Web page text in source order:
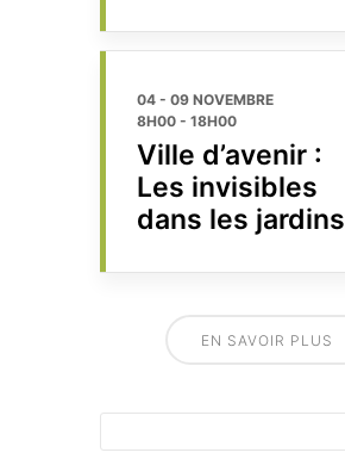
04 - 09 NOVEMBRE
8H00 - 18H00
Ville d’avenir :
Les invisibles
dans les jardins
EN SAVOIR PLUS